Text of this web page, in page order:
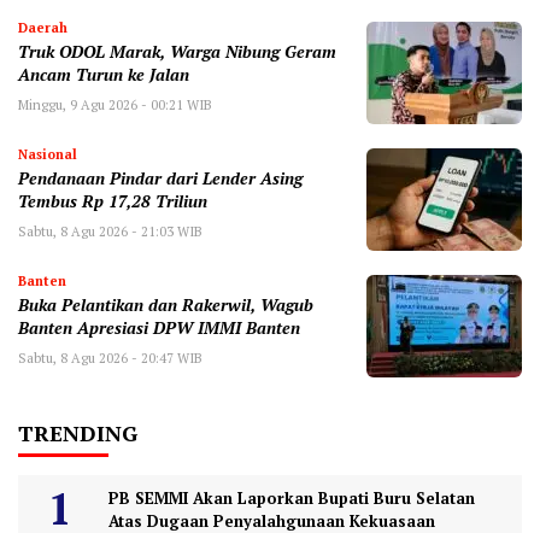
Daerah
Truk ODOL Marak, Warga Nibung Geram
Ancam Turun ke Jalan
Minggu, 9 Agu 2026 - 00:21 WIB
Nasional
Pendanaan Pindar dari Lender Asing
Tembus Rp 17,28 Triliun
Sabtu, 8 Agu 2026 - 21:03 WIB
Banten
Buka Pelantikan dan Rakerwil, Wagub
Banten Apresiasi DPW IMMI Banten
Sabtu, 8 Agu 2026 - 20:47 WIB
TRENDING
PB SEMMI Akan Laporkan Bupati Buru Selatan
Atas Dugaan Penyalahgunaan Kekuasaan